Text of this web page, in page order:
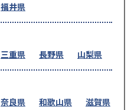
福井県
三重県 長野県 山梨県
奈良県 和歌山県 滋賀県